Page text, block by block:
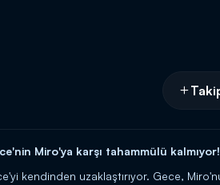
Miro'ya karşı tahammülü kalmıyor!
kendinden uzaklaştırıyor. Gece,